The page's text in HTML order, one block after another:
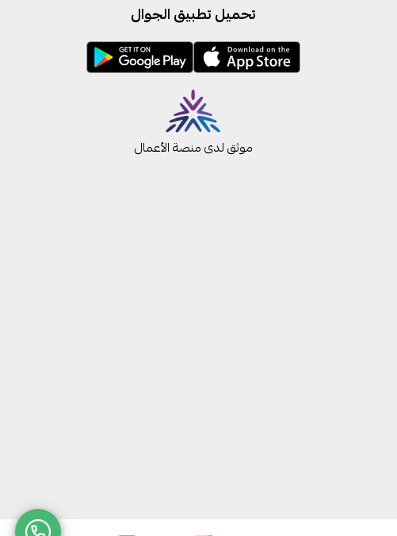
تحميل تطبيق الجوال
موثق لدى منصة الأعمال